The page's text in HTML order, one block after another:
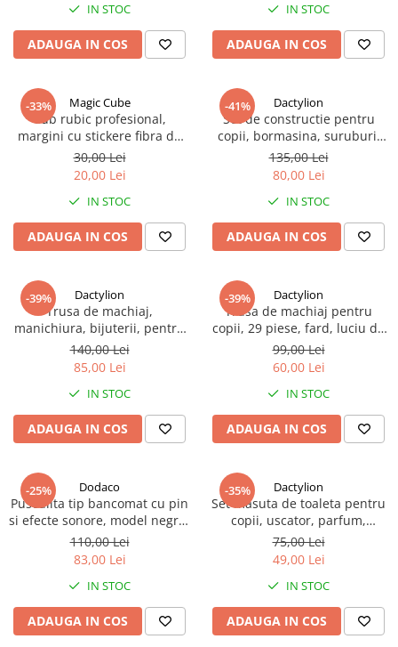
IN STOC
ADAUGA IN COS
IN STOC
ADAUGA IN COS
-33% Magic Cube
Cub rubic profesional,
margini cu stickere fibra de
carbon, 3x3x3, 55 mm -
Multicolor
30,00 Lei
20,00 Lei
IN STOC
ADAUGA IN COS
-41% Dactylion
Set de constructie pentru
copii, bormasina, suruburi,
261 piese, plastic, multicolor
135,00 Lei
80,00 Lei
IN STOC
ADAUGA IN COS
-39% Dactylion
Trusa de machiaj,
manichiura, bijuterii, pentru
copii, model sirena, 26.2 x
19.4 x 5.5 cm, roz
140,00 Lei
85,00 Lei
IN STOC
ADAUGA IN COS
-39% Dactylion
Trusa de machiaj pentru
copii, 29 piese, fard, luciu de
buze, oja, sticker unghii,
multicolor
99,00 Lei
60,00 Lei
IN STOC
ADAUGA IN COS
-25% Dodaco
Pusculita tip bancomat cu pin
si efecte sonore, model negru,
jucarie educativ-interactiva
pentru gestionarea banilor,
dezvoltare financiara pentru
copii
110,00 Lei
83,00 Lei
IN STOC
ADAUGA IN COS
-35% Dactylion
Set masuta de toaleta pentru
copii, uscator, parfum,
bijuterii, plastic, multicolor,
34 x 24 x 5.5 cm
75,00 Lei
49,00 Lei
IN STOC
ADAUGA IN COS